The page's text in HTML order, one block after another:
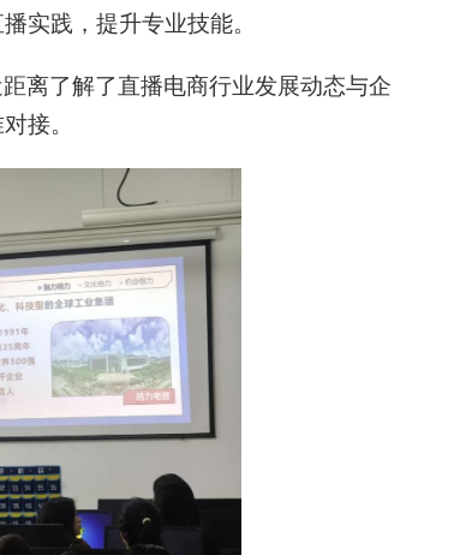
实践，提升专业技能。
离了解了直播电商行业发展动态与企
接。